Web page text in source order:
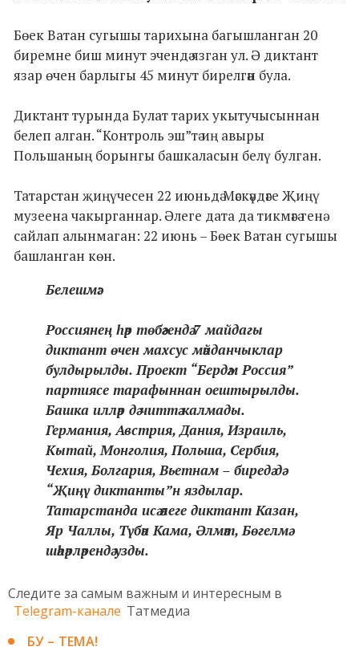
Бөек Ватан сугышы тарихына багышланган 20
биремне биш минут эчендә язган ул. Ә диктант
язар өчен барлыгы 45 минут бирелгән була.
Диктант турында Булат тарих укытучысыннан
белеп алган. “Контроль эш”тә иң авыры
Польшаның борынгы башкаласын белү булган.
Татарстан җиңүчесен 22 июньдә Мәскәүдәге Җиңү
музеена чакырганнар. Әлеге дата да тикмәгә генә
сайлап алынмаган: 22 июнь – Бөек Ватан сугышы
башланган көн.
Белешмә:
Россиянең һәр төбәгендә 7 майдагы
диктант өчен махсус мәйданчыклар
булдырылды. Проект “Бердәм Россия”
партиясе тарафыннан оештырылды.
Башка илләр дә читтә калмады.
Германия, Австрия, Дания, Израиль,
Кытай, Монголия, Польша, Сербия,
Чехия, Болгария, Вьетнам – биредә дә
“Җиңү диктанты”н яздылар.
Татарстанда исә әлеге диктант Казан,
Яр Чаллы, Түбән Кама, Әлмәт, Бөгелмә
шәһәрләрендә узды.
Следите за самым важным и интересным в
Telegram-канале Татмедиа
БУ – ТЕМА!